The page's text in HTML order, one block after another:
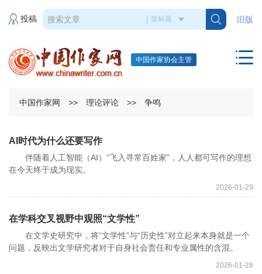
旧版
投稿
中国作家协会主管
中国作家网 >> 理论评论 >> 争鸣
AI时代为什么还要写作
伴随着人工智能（AI）“飞入寻常百姓家”，人人都可写作的理想
在今天终于成为现实。
2026-01-29
在学科交叉视野中观照“文学性”
在文学史研究中，将“文学性”与“历史性”对立起来本身就是一个
问题，反映出文学研究者对于自身社会责任和专业属性的含混。
2026-01-28